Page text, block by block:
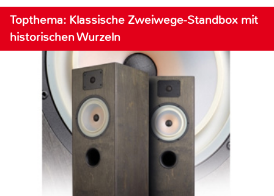
Topthema: Klassische Zweiwege-Standbox mit
historischen Wurzeln